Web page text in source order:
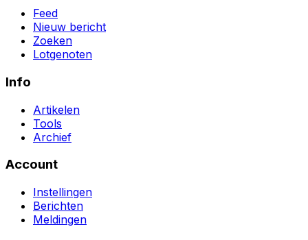
Feed
Nieuw bericht
Zoeken
Lotgenoten
Info
Artikelen
Tools
Archief
Account
Instellingen
Berichten
Meldingen